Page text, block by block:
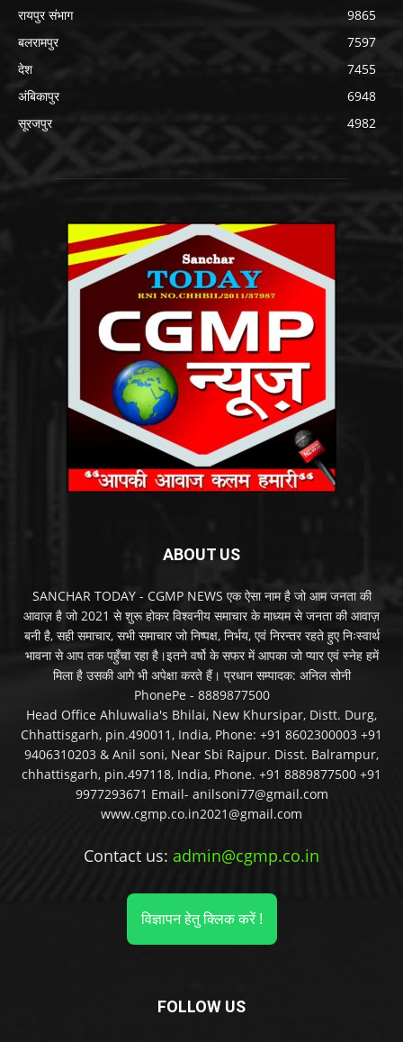
रायपुर संभाग
9865
बलरामपुर
7597
देश
7455
अंबिकापुर
6948
सूरजपुर
4982
ABOUT US
SANCHAR TODAY - CGMP NEWS एक ऐसा नाम है जो आम जनता की
आवाज़ है जो 2021 से शुरू होकर विश्वनीय समाचार के माध्यम से जनता की आवाज़
बनी है, सही समाचार, सभी समाचार जो निष्पक्ष, निर्भय, एवं निरन्तर रहते हुए निःस्वार्थ
भावना से आप तक पहुँचा रहा है।इतने वर्षो के सफर में आपका जो प्यार एवं स्नेह हमें
मिला है उसकी आगे भी अपेक्षा करते हैं। प्रधान सम्पादक: अनिल सोनी
PhonePe - 8889877500
Head Office Ahluwalia's Bhilai, New Khursipar, Distt. Durg,
Chhattisgarh, pin.490011, India, Phone: +91 8602300003 +91
9406310203 & Anil soni, Near Sbi Rajpur. Disst. Balrampur,
chhattisgarh, pin.497118, India, Phone. +91 8889877500 +91
9977293671 Email- anilsoni77@gmail.com
www.cgmp.co.in2021@gmail.com
Contact us: admin@cgmp.co.in
विज्ञापन हेतु क्लिक करें !
FOLLOW US